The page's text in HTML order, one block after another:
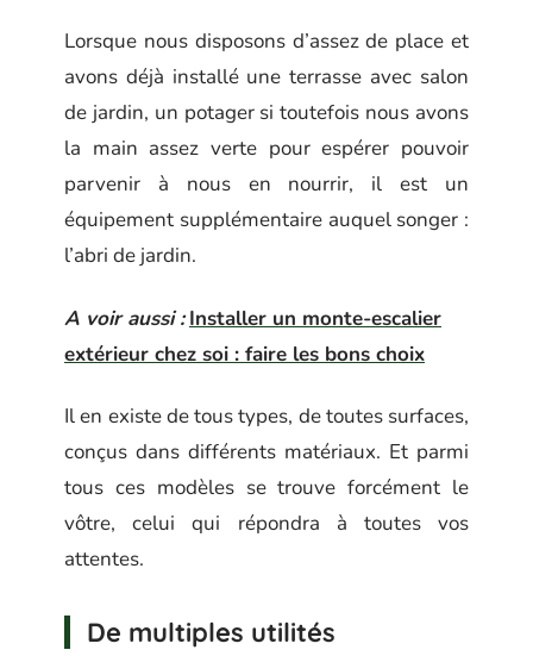
Lorsque nous disposons d’assez de place et
avons déjà installé une terrasse avec salon
de jardin, un potager si toutefois nous avons
la main assez verte pour espérer pouvoir
parvenir à nous en nourrir, il est un
équipement supplémentaire auquel songer :
l’abri de jardin.
A voir aussi : Installer un monte-escalier
extérieur chez soi : faire les bons choix
Il en existe de tous types, de toutes surfaces,
conçus dans différents matériaux. Et parmi
tous ces modèles se trouve forcément le
vôtre, celui qui répondra à toutes vos
attentes.
De multiples utilités